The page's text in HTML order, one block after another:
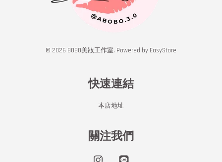
© 2026 BOBO美妝工作室. Powered by EasyStore
快速連結
本店地址
關注我們
Instagram